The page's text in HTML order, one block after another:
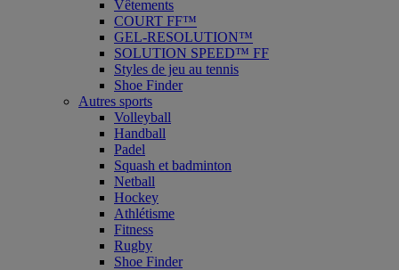
Vêtements
COURT FF™
GEL-RESOLUTION™
SOLUTION SPEED™ FF
Styles de jeu au tennis
Shoe Finder
Autres sports
Volleyball
Handball
Padel
Squash et badminton
Netball
Hockey
Athlétisme
Fitness
Rugby
Shoe Finder